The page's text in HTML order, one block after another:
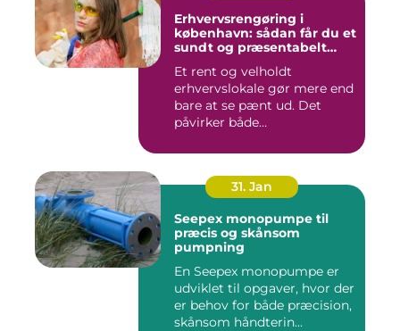
Erhvervsrengøring i
københavn: sådan får du et
sundt og præsentabelt
Et rent og velholdt
erhvervslokale gør mere end
bare at se pænt ud. Det
påvirker både
31. Jan
Seepex monopumpe til
præcis og skånsom
pumpning
En Seepex monopumpe er
udviklet til opgaver, hvor der
er behov for både præcision,
skånsom håndterin...